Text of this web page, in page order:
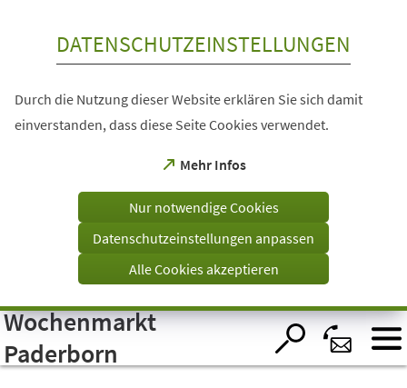
Visuelle
Assistenzsoftware
öffnen.
DATENSCHUTZEINSTELLUNGEN
Durch die Nutzung dieser Website erklären Sie sich damit
einverstanden, dass diese Seite Cookies verwendet.
Mehr Infos
(Öffnet
einem
Tab)
Nur notwendige Cookies
Datenschutzeinstellungen anpassen
Alle Cookies akzeptieren
Wochenmarkt
Paderborn